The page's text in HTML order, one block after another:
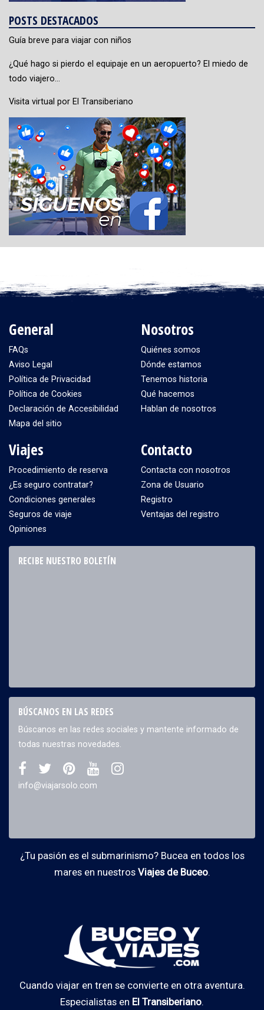
POSTS DESTACADOS
Guía breve para viajar con niños
¿Qué hago si pierdo el equipaje en un aeropuerto? El miedo de
todo viajero…
Visita virtual por El Transiberiano
General
FAQs
Aviso Legal
Política de Privacidad
Política de Cookies
Declaración de Accesibilidad
Mapa del sitio
Nosotros
Quiénes somos
Dónde estamos
Tenemos historia
Qué hacemos
Hablan de nosotros
Viajes
Procedimiento de reserva
¿Es seguro contratar?
Condiciones generales
Seguros de viaje
Opiniones
Contacto
Contacta con nosotros
Zona de Usuario
Registro
Ventajas del registro
RECIBE NUESTRO BOLETÍN
BÚSCANOS EN LAS REDES
Búscanos en las redes sociales y mantente informado de
todas nuestras novedades.
info@viajarsolo.com
¿Tu pasión es el submarinismo? Bucea en todos los
mares en nuestros Viajes de Buceo.
Cuando viajar en tren se convierte en otra aventura.
Especialistas en El Transiberiano.